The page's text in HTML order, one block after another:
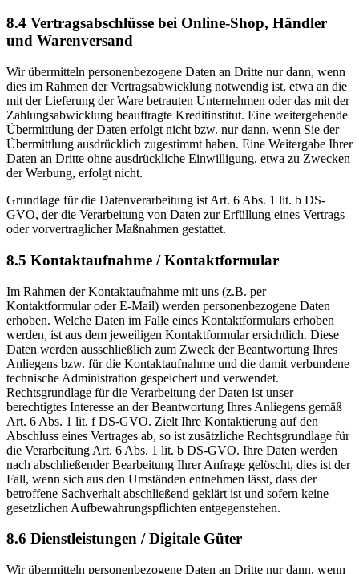
8.4 Vertragsabschlüsse bei Online-Shop, Händler
und Warenversand
Wir übermitteln personenbezogene Daten an Dritte nur dann, wenn
dies im Rahmen der Vertragsabwicklung notwendig ist, etwa an die
mit der Lieferung der Ware betrauten Unternehmen oder das mit der
Zahlungsabwicklung beauftragte Kreditinstitut. Eine weitergehende
Übermittlung der Daten erfolgt nicht bzw. nur dann, wenn Sie der
Übermittlung ausdrücklich zugestimmt haben. Eine Weitergabe Ihrer
Daten an Dritte ohne ausdrückliche Einwilligung, etwa zu Zwecken
der Werbung, erfolgt nicht.
Grundlage für die Datenverarbeitung ist Art. 6 Abs. 1 lit. b DS-
GVO, der die Verarbeitung von Daten zur Erfüllung eines Vertrags
oder vorvertraglicher Maßnahmen gestattet.
8.5 Kontaktaufnahme / Kontaktformular
Im Rahmen der Kontaktaufnahme mit uns (z.B. per
Kontaktformular oder E-Mail) werden personenbezogene Daten
erhoben. Welche Daten im Falle eines Kontaktformulars erhoben
werden, ist aus dem jeweiligen Kontaktformular ersichtlich. Diese
Daten werden ausschließlich zum Zweck der Beantwortung Ihres
Anliegens bzw. für die Kontaktaufnahme und die damit verbundene
technische Administration gespeichert und verwendet.
Rechtsgrundlage für die Verarbeitung der Daten ist unser
berechtigtes Interesse an der Beantwortung Ihres Anliegens gemäß
Art. 6 Abs. 1 lit. f DS-GVO. Zielt Ihre Kontaktierung auf den
Abschluss eines Vertrages ab, so ist zusätzliche Rechtsgrundlage für
die Verarbeitung Art. 6 Abs. 1 lit. b DS-GVO. Ihre Daten werden
nach abschließender Bearbeitung Ihrer Anfrage gelöscht, dies ist der
Fall, wenn sich aus den Umständen entnehmen lässt, dass der
betroffene Sachverhalt abschließend geklärt ist und sofern keine
gesetzlichen Aufbewahrungspflichten entgegenstehen.
8.6 Dienstleistungen / Digitale Güter
Wir übermitteln personenbezogene Daten an Dritte nur dann, wenn